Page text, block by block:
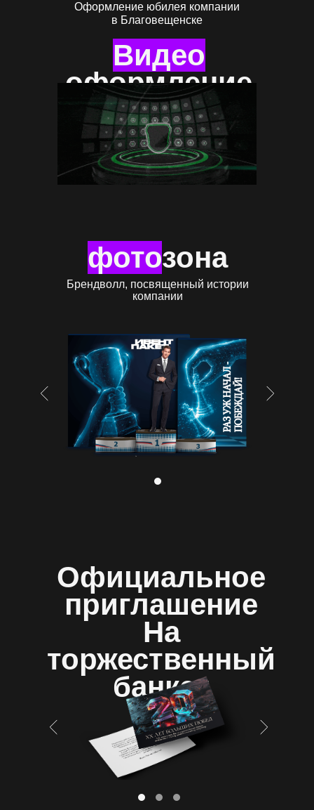
Видео
оформление
Оформление юбилея компании
в Благовещенске
фотозона
Брендволл, посвященный истории
компании
Официальное
приглашение
На
торжественный
банкет